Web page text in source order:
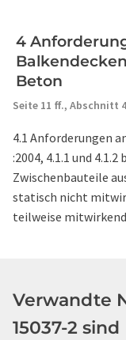
4
Beton
Seite 11 ff., Abschnitt 4
4.1 Anforderungen
:2004, 4.1.1 und 4.1.2
Zwischenbauteile
statisch nicht
teilweise
Verwandte
15037-2 sind